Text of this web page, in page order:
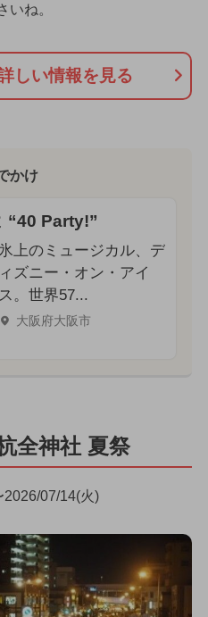
いね。
しい情報を見る
かけ
“40 Party!”
上のミュージカル、デ
ィズニー・オン・アイ
ス。世界57...
大阪府大阪市
全神社 夏祭
2026/07/14(火)